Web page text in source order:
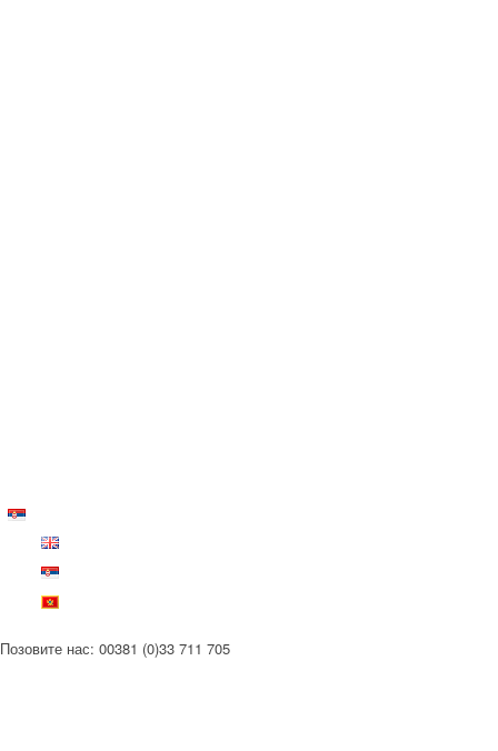
Позовите нас: 00381 (0)33 711 705